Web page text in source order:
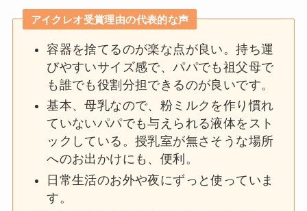
アイクレオ受賞理由の代表的な声
容器を捨てるのが楽な点が良い。持ち運
びやすいサイズ感で、パパでも祖父母で
も誰でも役割分担できるのが良いです。
基本、母乳なので、粉ミルクを作り慣れ
ていないパパでも与えられる液体をスト
ックしている。授乳室が無さそうな場所
へのお出かけにも、便利。
日常生活のお外や夜にずっと使っていま
す。